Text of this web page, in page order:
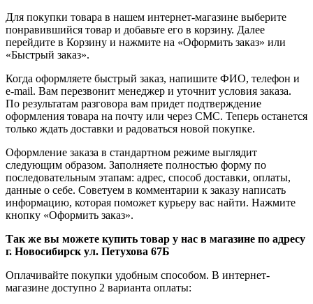
Для покупки товара в нашем интернет-магазине выберите
понравившийся товар и добавьте его в корзину. Далее
перейдите в Корзину и нажмите на «Оформить заказ» или
«Быстрый заказ».
Когда оформляете быстрый заказ, напишите ФИО, телефон и
e-mail. Вам перезвонит менеджер и уточнит условия заказа.
По результатам разговора вам придет подтверждение
оформления товара на почту или через СМС. Теперь останется
только ждать доставки и радоваться новой покупке.
Оформление заказа в стандартном режиме выглядит
следующим образом. Заполняете полностью форму по
последовательным этапам: адрес, способ доставки, оплаты,
данные о себе. Советуем в комментарии к заказу написать
информацию, которая поможет курьеру вас найти. Нажмите
кнопку «Оформить заказ».
Так же вы можете купить товар у нас в магазине по адресу
г. Новосибирск ул. Петухова 67Б
Оплачивайте покупки удобным способом. В интернет-
магазине доступно 2 варианта оплаты: